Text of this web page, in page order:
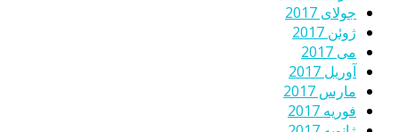
جولای 2017
ژوئن 2017
می 2017
آوریل 2017
مارس 2017
فوریه 2017